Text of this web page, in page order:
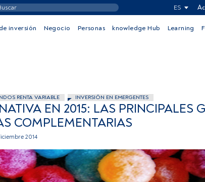
ES
inversión Negocio Personas knowledge Hub Learning
RENTA VARIABLE INVERSIÓN EN EMERGENTES
EN 2015: LAS PRINCIPALES
COMPLEMENTARIAS
2014